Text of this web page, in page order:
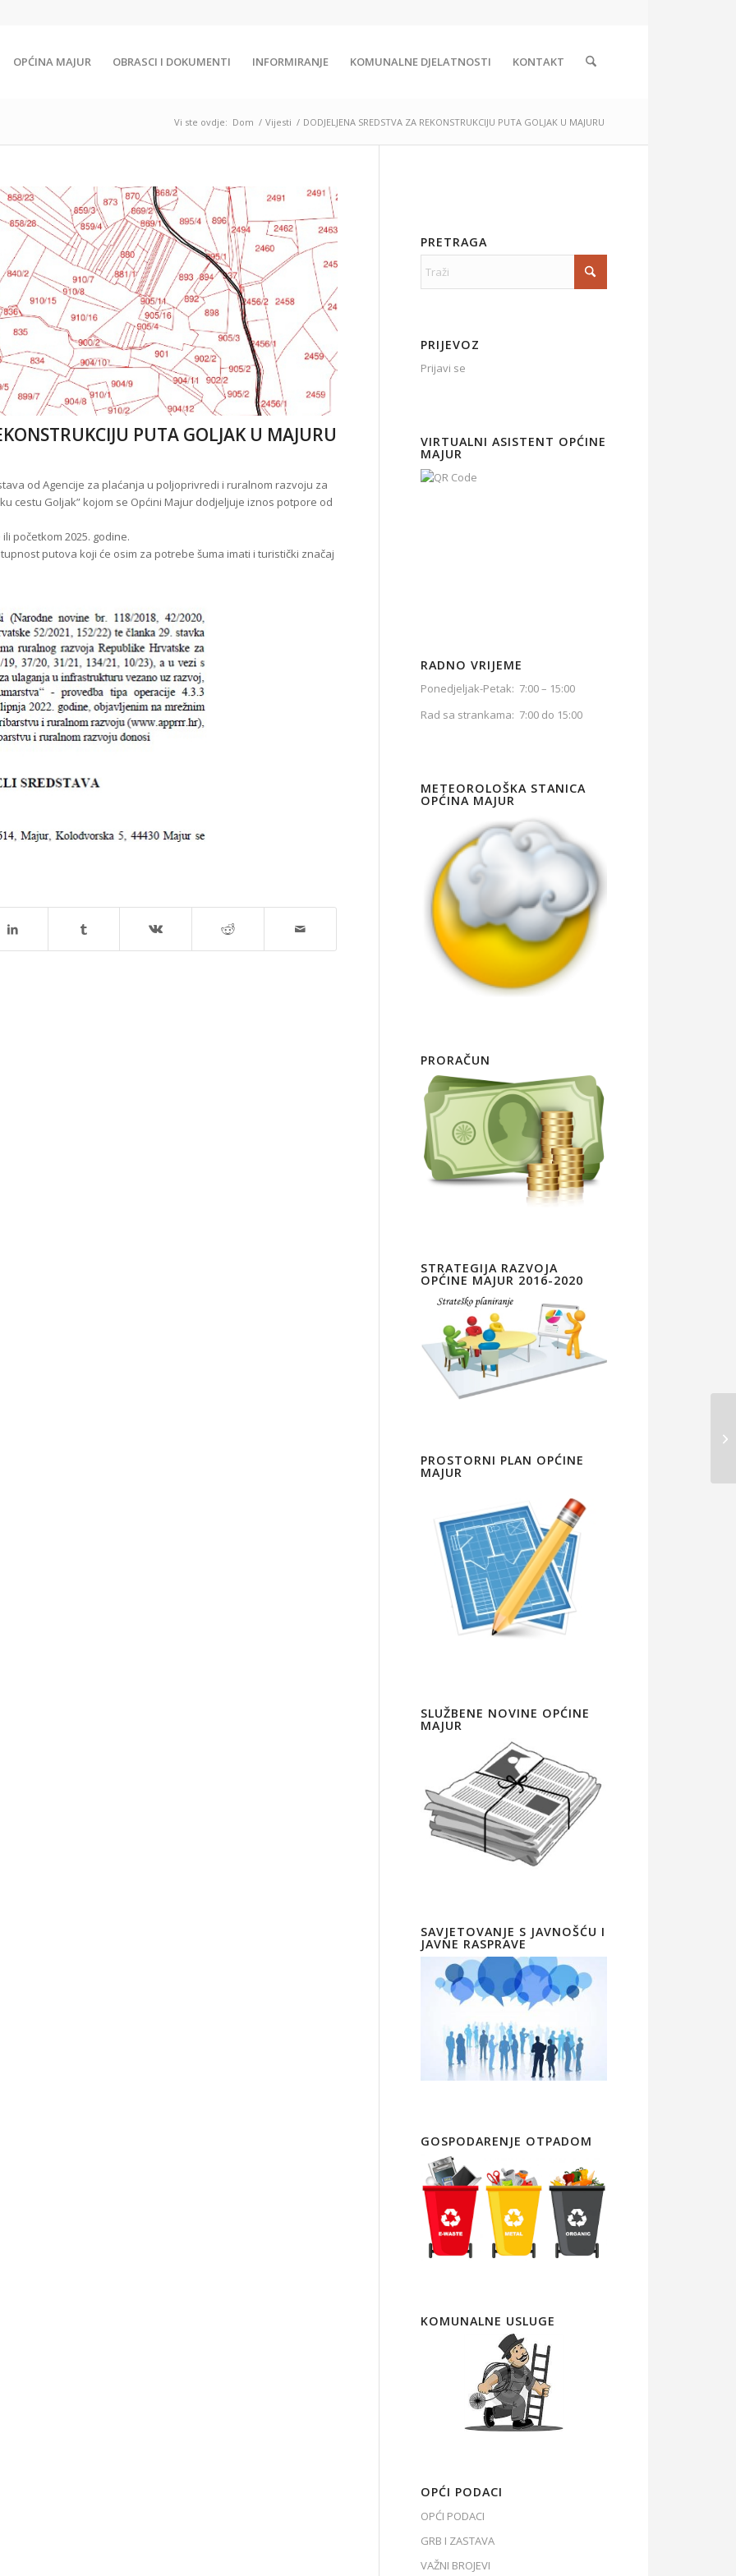
OPĆINA MAJUR OBRASCI I DOKUMENTI INFORMIRANJE KOMUNALNE DJELATNOSTI KONTAKT
Vi ste ovdje: Dom / Vijesti / DODJELJENA SREDSTVA ZA REKONSTRUKCIJU PUTA GOLJAK U MAJURU
PUTA GOLJAK U MAJURU
od Agencije za plaćanja u poljoprivredi i ruralnom razvoju za
cestu Goljak” kojom se Općini Majur dodjeljuje iznos potpore od
početkom 2025. godine.
putova koji će osim za potrebe šuma imati i turistički značaj
PRETRAGA
PRIJEVOZ
Prijavi se
VIRTUALNI ASISTENT OPĆINE
MAJUR
RADNO VRIJEME
Ponedjeljak-Petak: 7:00 – 15:00
Rad sa strankama: 7:00 do 15:00
METEOROLOŠKA STANICA
OPĆINA MAJUR
PRORAČUN
STRATEGIJA RAZVOJA
OPĆINE MAJUR 2016-2020
PROSTORNI PLAN OPĆINE
MAJUR
SLUŽBENE NOVINE OPĆINE
MAJUR
SAVJETOVANJE S JAVNOŠĆU I
JAVNE RASPRAVE
GOSPODARENJE OTPADOM
KOMUNALNE USLUGE
OPĆI PODACI
OPĆI PODACI
GRB I ZASTAVA
VAŽNI BROJEVI